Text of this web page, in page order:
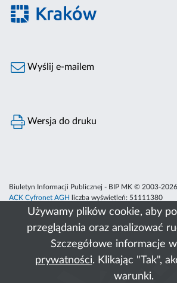
Używamy plików cookie, aby
przeglądania oraz analizować
Szczegółowe informacje w
prywatności. Klikając "Tak",
warunki.
Wyślij e-mailem
Wersja do druku
Biuletyn Informacji Publicznej - BIP MK © 2003-
ACK Cyfronet AGH
liczba wyświetleń: 51111380